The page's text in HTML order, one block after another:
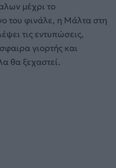
μέχρι το
του φινάλε, η Μάλτα στη
τις εντυπώσεις,
γιορτής και
θα ξεχαστεί.